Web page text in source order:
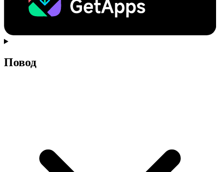
Повод